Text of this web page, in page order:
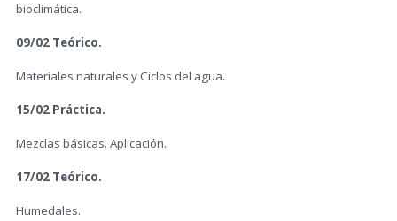
bioclimática.
09/02 Teórico.
Materiales naturales y Ciclos del agua.
15/02 Práctica.
Mezclas básicas. Aplicación.
17/02 Teórico.
Humedales.